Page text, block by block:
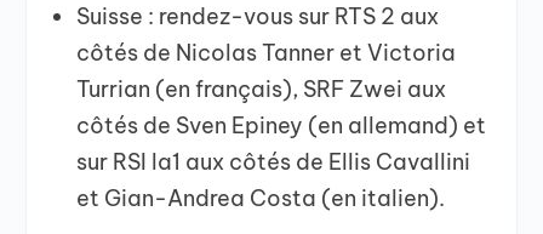
Suisse : rendez-vous sur RTS 2 aux
côtés de Nicolas Tanner et Victoria
Turrian (en français), SRF Zwei aux
côtés de Sven Epiney (en allemand) et
sur RSI la1 aux côtés de Ellis Cavallini
et Gian-Andrea Costa (en italien).